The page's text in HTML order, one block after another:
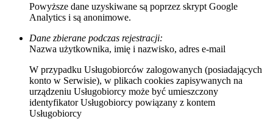
Powyższe dane uzyskiwane są poprzez skrypt Google
Analytics i są anonimowe.
Dane zbierane podczas rejestracji:
Nazwa użytkownika, imię i nazwisko, adres e-mail
W przypadku Usługobiorców zalogowanych (posiadających
konto w Serwisie), w plikach cookies zapisywanych na
urządzeniu Usługobiorcy może być umieszczony
identyfikator Usługobiorcy powiązany z kontem
Usługobiorcy